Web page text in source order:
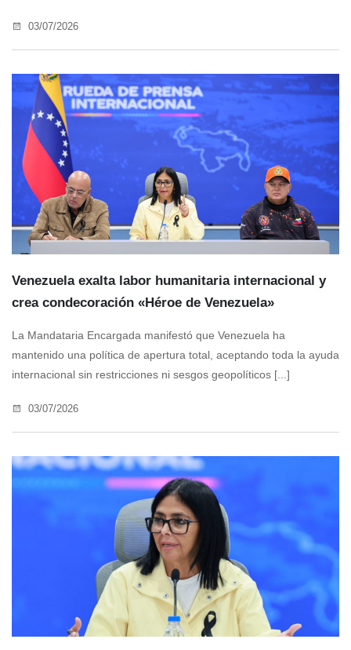
03/07/2026
Venezuela exalta labor humanitaria internacional y
crea condecoración «Héroe de Venezuela»
La Mandataria Encargada manifestó que Venezuela ha
mantenido una política de apertura total, aceptando toda la ayuda
internacional sin restricciones ni sesgos geopolíticos [...]
03/07/2026